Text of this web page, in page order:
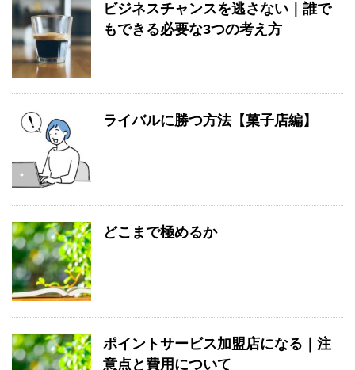
ビジネスチャンスを逃さない｜誰で
もできる必要な3つの考え方
ライバルに勝つ方法【菓子店編】
どこまで極めるか
ポイントサービス加盟店になる｜注
意点と費用について